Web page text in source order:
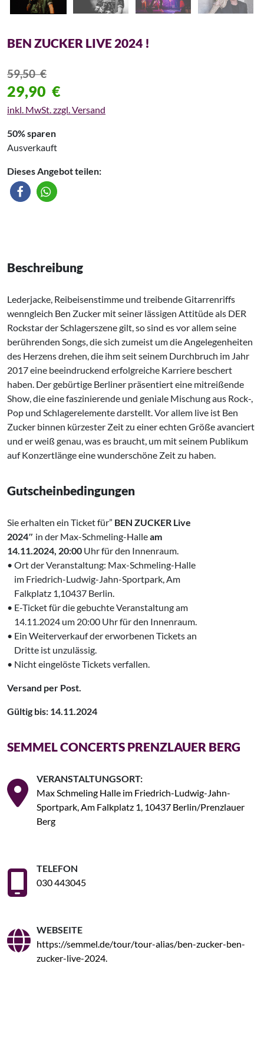
BEN ZUCKER LIVE 2024 !
59,50€
29,90 €
inkl. MwSt. zzgl. Versand
50% sparen
Ausverkauft
Dieses Angebot teilen:
Beschreibung
Lederjacke, Reibeisenstimme und treibende Gitarrenriffs
wenngleich Ben Zucker mit seiner lässigen Attitüde als DER
Rockstar der Schlagerszene gilt, so sind es vor allem seine
berührenden Songs, die sich zumeist um die Angelegenheiten
des Herzens drehen, die ihm seit seinem Durchbruch im Jahr
2017 eine beeindruckend erfolgreiche Karriere beschert
haben. Der gebürtige Berliner präsentiert eine mitreißende
Show, die eine faszinierende und geniale Mischung aus Rock-,
Pop und Schlagerelemente darstellt. Vor allem live ist Ben
Zucker binnen kürzester Zeit zu einer echten Größe avanciert
und er weiß genau, was es braucht, um mit seinem Publikum
auf Konzertlänge eine wunderschöne Zeit zu haben.
Gutscheinbedingungen
Sie erhalten ein Ticket für” BEN ZUCKER Live
2024″ ‍‍in der Max-Schmeling-Halleam
14.11.2024, 20:00 Uhr für den Innenraum.
• Ort der Veranstaltung: Max-Schmeling-Halle
‌ im Friedrich-Ludwig-Jahn-Sportpark, Am
‌ ‌ Falkplatz 1,10437 Berlin.
• E-Ticket für die gebuchte Veranstaltung am
‍ 14.11.2024 um 20:00 Uhr für den Innenraum.
• Ein Weiterverkauf der erworbenen Tickets an
‍ Dritte ist unzulässig.
• Nicht eingelöste Tickets verfallen.
Versand per Post.
Gültig bis: 14.11.2024
SEMMEL CONCERTS PRENZLAUER BERG
VERANSTALTUNGSORT:
Max Schmeling Halle im Friedrich-Ludwig-Jahn-
Sportpark, Am Falkplatz 1, 10437 Berlin/Prenzlauer
Berg
TELEFON
030 443045
WEBSEITE
https://semmel.de/tour/tour-alias/ben-zucker-ben-
zucker-live-2024.